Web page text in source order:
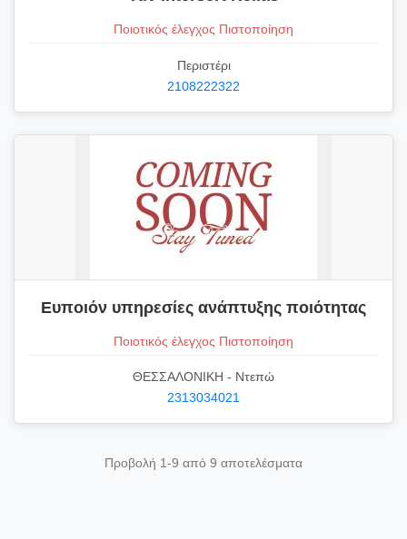
Ποιοτικός έλεγχος Πιστοποίηση
Περιστέρι
2108222322
Ευποιόν υπηρεσίες ανάπτυξης ποιότητας
Ποιοτικός έλεγχος Πιστοποίηση
ΘΕΣΣΑΛΟΝΙΚΗ - Ντεπώ
2313034021
Προβολή 1-9 από 9 αποτελέσματα